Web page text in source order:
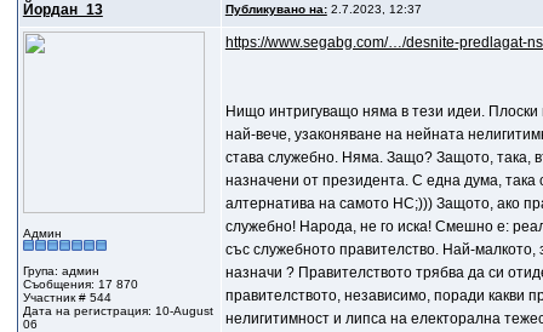
Йордан_13 Публикувано на:2.7.2023, 12:37
Админ
Група: админ
Съобщения: 17 870
Участник # 544
Дата на регистрация: 10-August
06
https://www.segabg.com/…/desnite-predlagat-
Нищо интригуващо няма в тези идеи. Плоски
най-вече, узаконяване на нейната
става служебно. Няма. Защо? Защото, така,
назначени от президента. С една дума,
алтернатива на самото НС;))) Защото, ако
служебно! Народа, не го иска! Смешно е:
със служебното правителство. Най-
назначи ? Правителството трябва да си
правителството, независимо, поради какви
нелигитимност и липса на електорална